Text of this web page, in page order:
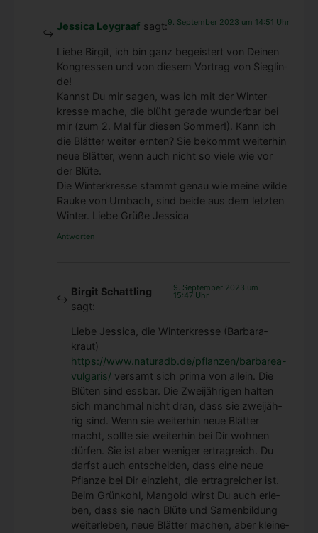
Jessica Leygraaf sagt:9. September 2023 um 14:51 Uhr
Lie­be Bir­git, ich bin ganz begeis­tert von Dei­nen
Kon­gres­sen und von die­sem Vor­trag von Sieg­lin­
de!
Kannst Du mir sagen, was ich mit der Win­ter­
kres­se mache, die blüht gera­de wun­der­bar bei
mir (zum 2. Mal für die­sen Som­mer!). Kann ich
die Blät­ter wei­ter ern­ten? Sie bekommt wei­ter­hin
neue Blät­ter, wenn auch nicht so vie­le wie vor
der Blü­te.
Die Win­ter­kres­se stammt genau wie mei­ne wil­de
Rau­ke von Umbach, sind bei­de aus dem letz­ten
Win­ter. Lie­be Grü­ße Jes­si­ca
Antworten
Birgit Schattling
sagt:
9. September 2023 um
15:47 Uhr
Lie­be Jes­si­ca, die Win­ter­kres­se (Bar­ba­ra­
kraut)
https://www.naturadb.de/pflanzen/barbarea-
vulgaris/ vers­amt sich pri­ma von allein. Die
Blü­ten sind ess­bar. Die Zwei­jäh­ri­gen hal­ten
sich manch­mal nicht dran, dass sie zwei­jäh­
rig sind. Wenn sie wei­ter­hin neue Blät­ter
macht, soll­te sie wei­ter­hin bei Dir woh­nen
dür­fen. Sie ist aber weni­ger ertrag­reich. Du
darfst auch ent­schei­den, dass eine neue
Pflan­ze bei Dir ein­zieht, die ertrag­rei­cher ist.
Beim Grün­kohl, Man­gold wirst Du auch erle­
ben, dass sie nach Blü­te und Samen­bil­dung
wei­ter­le­ben, neue Blät­ter machen, aber klei­ne­